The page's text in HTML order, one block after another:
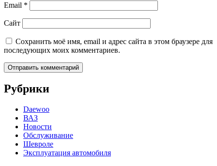
Email *
Сайт
Сохранить моё имя, email и адрес сайта в этом браузере для
последующих моих комментариев.
Рубрики
Daewoo
ВАЗ
Новости
Обслуживание
Шевроле
Эксплуатация автомобиля